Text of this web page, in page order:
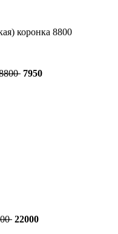
коронка 8800
7950
22000